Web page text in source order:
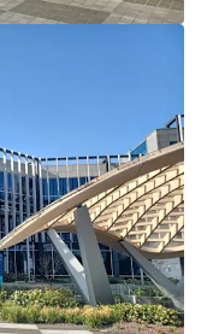
months’ notice
on May 27th
commencing
underwritten by
of €10,000 per
for Vantage